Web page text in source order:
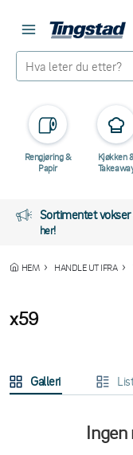
Rengjøring &
Papir
Kjøkken
Sortimentet
her!
HEM HANDLE UT IFRA
x59
Galleri
Ingen